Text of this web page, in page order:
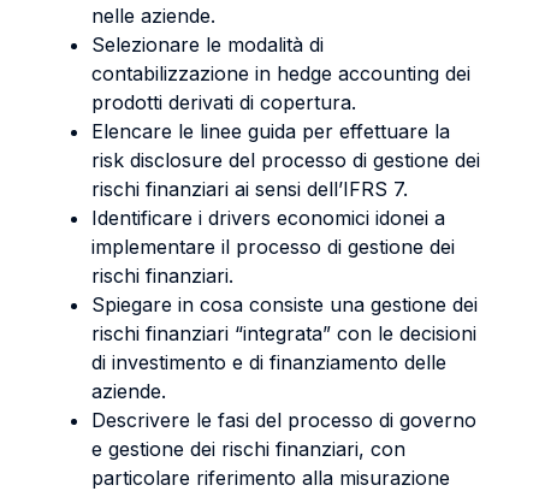
nelle aziende.
Selezionare le modalità di
contabilizzazione in hedge accounting dei
prodotti derivati di copertura.
Elencare le linee guida per effettuare la
risk disclosure del processo di gestione dei
rischi finanziari ai sensi dell’IFRS 7.
Identificare i drivers economici idonei a
implementare il processo di gestione dei
rischi finanziari.
Spiegare in cosa consiste una gestione dei
rischi finanziari “integrata” con le decisioni
di investimento e di finanziamento delle
aziende.
Descrivere le fasi del processo di governo
e gestione dei rischi finanziari, con
particolare riferimento alla misurazione